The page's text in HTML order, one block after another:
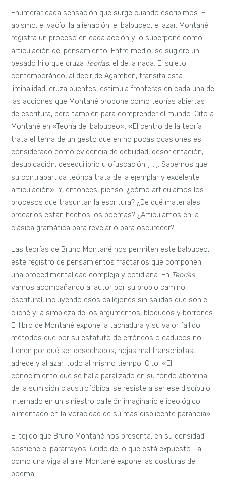
Enumerar cada sensación que surge cuando escribimos. El
abismo, el vacío, la alienación, el balbuceo, el azar. Montané
registra un proceso en cada acción y lo superpone como
articulación del pensamiento. Entre medio, se sugiere un
pesado hilo que cruza Teorías: el de la nada. El sujeto
contemporáneo, al decir de Agamben, transita esta
liminalidad, cruza puentes, estimula fronteras en cada una de
las acciones que Montané propone como teorías abiertas
de escritura, pero también para comprender el mundo. Cito a
Montané en «Teoría del balbuceo»: «El centro de la teoría
trata el tema de un gesto que en no pocas ocasiones es
considerado como evidencia de debilidad, desorientación,
desubicación, desequilibrio u ofuscación [ …]. Sabemos que
su contrapartida teórica trata de la ejemplar y excelente
articulación». Y, entonces, pienso: ¿cómo articulamos los
procesos que trasuntan la escritura? ¿De qué materiales
precarios están hechos los poemas? ¿Articulamos en la
clásica gramática para revelar o para oscurecer?
Las teorías de Bruno Montané nos permiten este balbuceo,
este registro de pensamientos fractarios que componen
una procedimentalidad compleja y cotidiana. En Teorías
vamos acompañando al autor por su propio camino
escritural, incluyendo esos callejones sin salidas que son el
cliché y la simpleza de los argumentos, bloqueos y borrones.
El libro de Montané expone la tachadura y su valor fallido,
métodos que por su estatuto de erróneos o caducos no
tienen por qué ser desechados, hojas mal transcriptas,
adrede y al azar, todo al mismo tiempo. Cito: «El
conocimiento que se halla paralizado en su fondo abomina
de la sumisión claustrofóbica, se resiste a ser ese discípulo
internado en un siniestro callejón imaginario e ideológico,
alimentado en la voracidad de su más displicente paranoia».
El tejido que Bruno Montané nos presenta, en su densidad
sostiene el pararrayos lúcido de lo que está expuesto. Tal
como una viga al aire, Montané expone las costuras del
poema.